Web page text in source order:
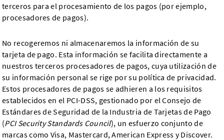
terceros para el procesamiento de los pagos (por ejemplo,
procesadores de pagos).
No recogeremos ni almacenaremos la información de su
tarjeta de pago. Esta información se facilita directamente a
nuestros terceros procesadores de pagos, cuya utilización de
su información personal se rige por su política de privacidad.
Estos procesadores de pagos se adhieren a los requisitos
establecidos en el PCI-DSS, gestionado por el Consejo de
Estándares de Seguridad de la Industria de Tarjetas de Pago
(PCI Security Standards Council), un esfuerzo conjunto de
marcas como Visa, Mastercard, American Express y Discover.